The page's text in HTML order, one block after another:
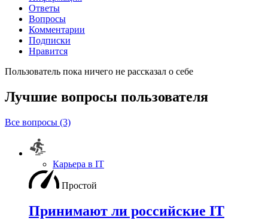
Ответы
Вопросы
Комментарии
Подписки
Нравится
Пользователь пока ничего не рассказал о себе
Лучшие вопросы пользователя
Все вопросы (3)
Карьера в IT
Простой
Принимают ли российские IT